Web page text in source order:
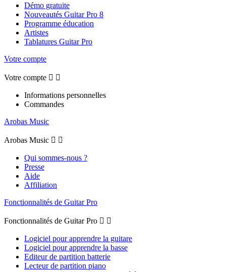
Démo gratuite
Nouveautés Guitar Pro 8
Programme éducation
Artistes
Tablatures Guitar Pro
Votre compte
Votre compte  
Informations personnelles
Commandes
Arobas Music
Arobas Music  
Qui sommes-nous ?
Presse
Aide
Affiliation
Fonctionnalités de Guitar Pro
Fonctionnalités de Guitar Pro  
Logiciel pour apprendre la guitare
Logiciel pour apprendre la basse
Editeur de partition batterie
Lecteur de partition piano